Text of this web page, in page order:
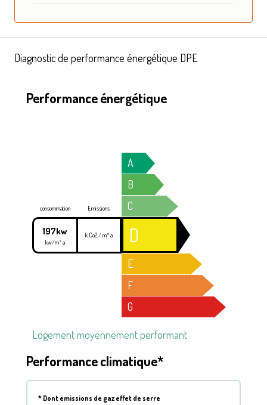
Diagnostic de performance énergétique DPE
Performance énergétique
A
B
C
consommation
197kw
kw/m² a
Emissions
k Co2 / m² a D
E
F
G
Logement moyennement performant
Performance climatique*
*Dont emissions de gaz effet de serre